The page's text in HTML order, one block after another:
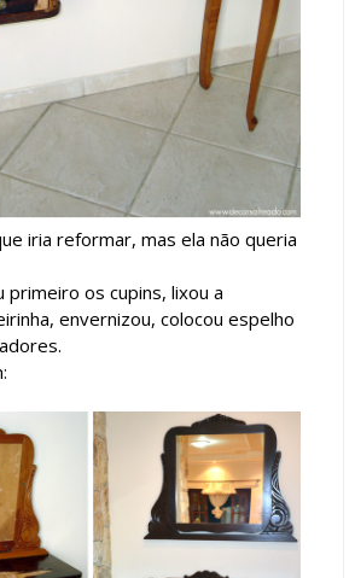
iria reformar, mas ela não queria
primeiro os cupins, lixou a
envernizou, colocou espelho